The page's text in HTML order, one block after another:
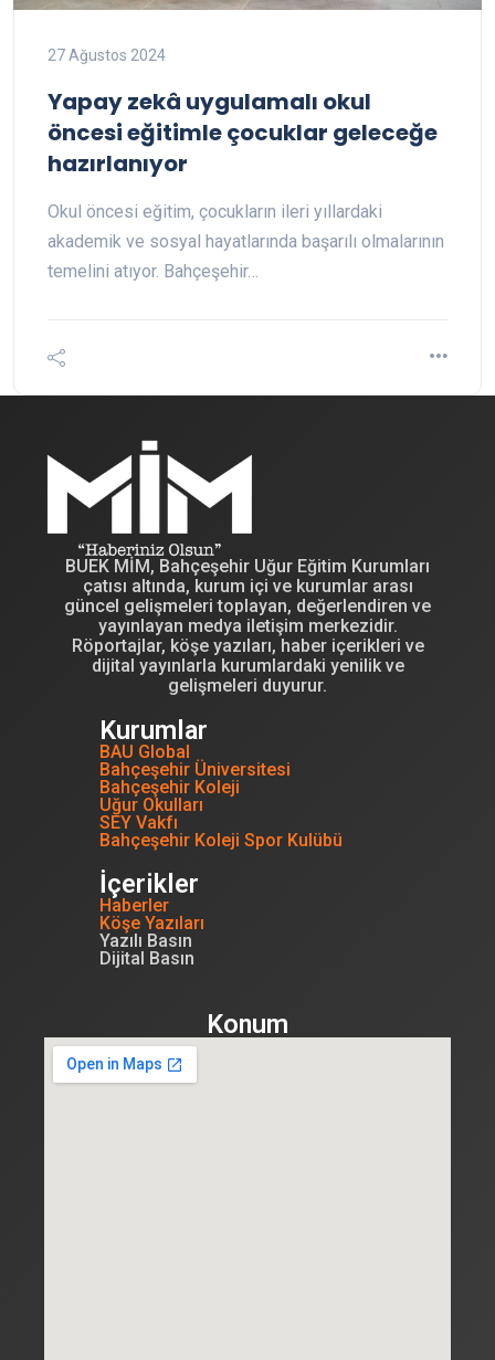
27 Ağustos 2024
Yapay zekâ uygulamalı okul
öncesi eğitimle çocuklar geleceğe
hazırlanıyor
Okul öncesi eğitim, çocukların ileri yıllardaki
akademik ve sosyal hayatlarında başarılı olmalarının
temelini atıyor. Bahçeşehir…
BUEK MİM, Bahçeşehir Uğur Eğitim Kurumları
çatısı altında, kurum içi ve kurumlar arası
güncel gelişmeleri toplayan, değerlendiren ve
yayınlayan medya iletişim merkezidir.
Röportajlar, köşe yazıları, haber içerikleri ve
dijital yayınlarla kurumlardaki yenilik ve
gelişmeleri duyurur.
Kurumlar
BAU Global
Bahçeşehir Üniversitesi
Bahçeşehir Koleji
Uğur Okulları
SEY Vakfı
Bahçeşehir Koleji Spor Kulübü
İçerikler
Haberler
Köşe Yazıları
Yazılı Basın
Dijital Basın
Konum